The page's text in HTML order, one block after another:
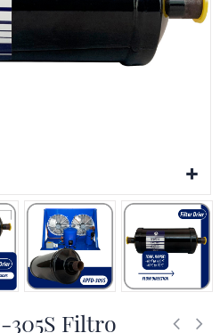
305S Filtro